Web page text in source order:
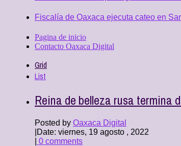
Fiscalía de Oaxaca ejecuta cateo en
Pagina de inicio
Contacto Oaxaca Digital
Grid
List
Reina de belleza rusa termina
Posted by Oaxaca Digital
Date: viernes, 19 agosto , 2022
0 comments